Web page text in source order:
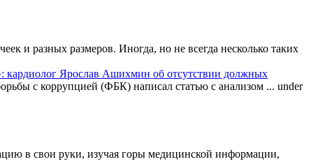
и разных размеров. Иногда, но не всегда несколько таких
Ярослав Ашихмин об отсутствии должных
с коррупцией (ФБК) написал статью с анализом ... under
в свои руки, изучая горы медицинской информации,